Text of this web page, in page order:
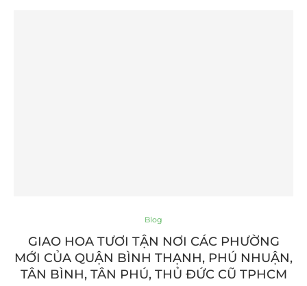
Blog
GIAO HOA TƯƠI TẬN NƠI CÁC PHƯỜNG
MỚI CỦA QUẬN BÌNH THẠNH, PHÚ NHUẬN,
TÂN BÌNH, TÂN PHÚ, THỦ ĐỨC CŨ TPHCM